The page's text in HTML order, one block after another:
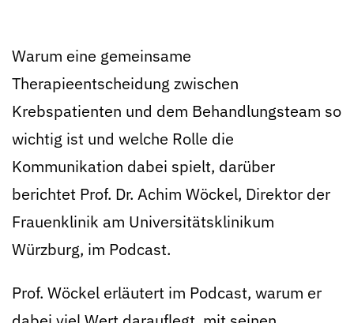
Warum eine gemeinsame
Therapieentscheidung zwischen
Krebspatienten und dem Behandlungsteam so
wichtig ist und welche Rolle die
Kommunikation dabei spielt, darüber
berichtet Prof. Dr. Achim Wöckel, Direktor der
Frauenklinik am Universitätsklinikum
Würzburg, im Podcast.
Prof. Wöckel erläutert im Podcast, warum er